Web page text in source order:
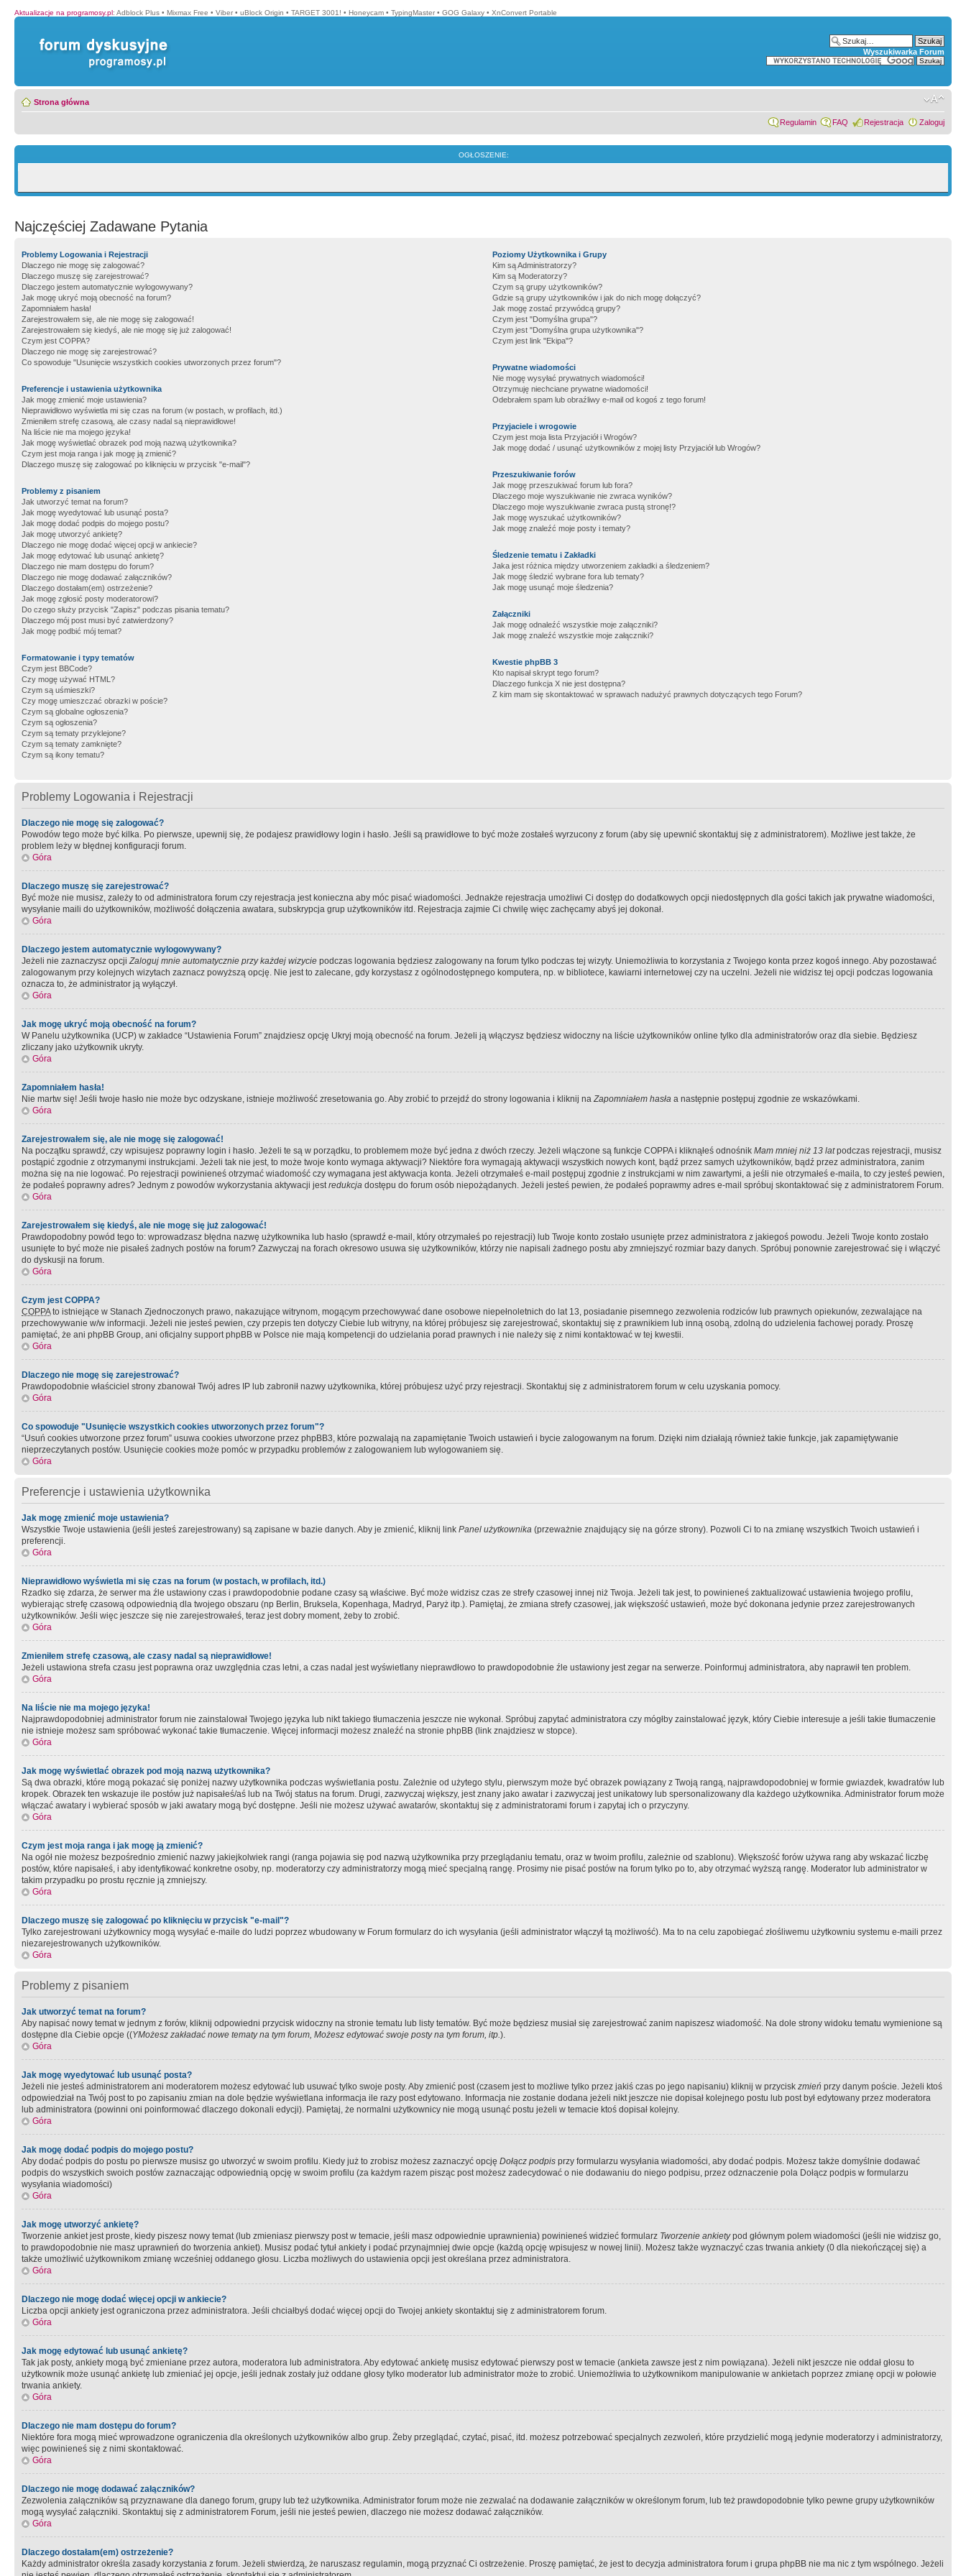
Aktualizacje na programosy.pl: Adblock Plus • Mixmax Free • Viber • uBlock Origin • TARGET 3001! • Honeycam • TypingMaster • GOG Galaxy • XnConvert Portable
Wyszukiwarka Forum
Strona główna
Regulamin FAQ Rejestracja Zaloguj
OGŁOSZENIE:
Najczęściej Zadawane Pytania
Problemy Logowania i Rejestracji
Dlaczego nie mogę się zalogować?
Dlaczego muszę się zarejestrować?
Dlaczego jestem automatycznie wylogowywany?
Jak mogę ukryć moją obecność na forum?
Zapomniałem hasła!
Zarejestrowałem się, ale nie mogę się zalogować!
Zarejestrowałem się kiedyś, ale nie mogę się już zalogować!
Czym jest COPPA?
Dlaczego nie mogę się zarejestrować?
Co spowoduje "Usunięcie wszystkich cookies utworzonych przez forum"?
Preferencje i ustawienia użytkownika
Jak mogę zmienić moje ustawienia?
Nieprawidłowo wyświetla mi się czas na forum (w postach, w profilach, itd.)
Zmieniłem strefę czasową, ale czasy nadal są nieprawidłowe!
Na liście nie ma mojego języka!
Jak mogę wyświetlać obrazek pod moją nazwą użytkownika?
Czym jest moja ranga i jak mogę ją zmienić?
Dlaczego muszę się zalogować po kliknięciu w przycisk "e-mail"?
Problemy z pisaniem
Jak utworzyć temat na forum?
Jak mogę wyedytować lub usunąć posta?
Jak mogę dodać podpis do mojego postu?
Jak mogę utworzyć ankietę?
Dlaczego nie mogę dodać więcej opcji w ankiecie?
Jak mogę edytować lub usunąć ankietę?
Dlaczego nie mam dostępu do forum?
Dlaczego nie mogę dodawać załączników?
Dlaczego dostałam(em) ostrzeżenie?
Jak mogę zgłosić posty moderatorowi?
Do czego służy przycisk "Zapisz" podczas pisania tematu?
Dlaczego mój post musi być zatwierdzony?
Jak mogę podbić mój temat?
Formatowanie i typy tematów
Czym jest BBCode?
Czy mogę używać HTML?
Czym są uśmieszki?
Czy mogę umieszczać obrazki w poście?
Czym są globalne ogłoszenia?
Czym są ogłoszenia?
Czym są tematy przyklejone?
Czym są tematy zamknięte?
Czym są ikony tematu?
Poziomy Użytkownika i Grupy
Kim są Administratorzy?
Kim są Moderatorzy?
Czym są grupy użytkowników?
Gdzie są grupy użytkowników i jak do nich mogę dołączyć?
Jak mogę zostać przywódcą grupy?
Czym jest "Domyślna grupa"?
Czym jest "Domyślna grupa użytkownika"?
Czym jest link "Ekipa"?
Prywatne wiadomości
Nie mogę wysyłać prywatnych wiadomości!
Otrzymuję niechciane prywatne wiadomości!
Odebrałem spam lub obraźliwy e-mail od kogoś z tego forum!
Przyjaciele i wrogowie
Czym jest moja lista Przyjaciół i Wrogów?
Jak mogę dodać / usunąć użytkowników z mojej listy Przyjaciół lub Wrogów?
Przeszukiwanie forów
Jak mogę przeszukiwać forum lub fora?
Dlaczego moje wyszukiwanie nie zwraca wyników?
Dlaczego moje wyszukiwanie zwraca pustą stronę!?
Jak mogę wyszukać użytkowników?
Jak mogę znaleźć moje posty i tematy?
Śledzenie tematu i Zakładki
Jaka jest różnica między utworzeniem zakładki a śledzeniem?
Jak mogę śledzić wybrane fora lub tematy?
Jak mogę usunąć moje śledzenia?
Załączniki
Jak mogę odnaleźć wszystkie moje załączniki?
Jak mogę znaleźć wszystkie moje załączniki?
Kwestie phpBB 3
Kto napisał skrypt tego forum?
Dlaczego funkcja X nie jest dostępna?
Z kim mam się skontaktować w sprawach nadużyć prawnych dotyczących tego Forum?
Problemy Logowania i Rejestracji
Dlaczego nie mogę się zalogować?
Powodów tego może być kilka. Po pierwsze, upewnij się, że podajesz prawidłowy login i hasło. Jeśli są prawidłowe to być może zostałeś wyrzucony z forum (aby się upewnić skontaktuj się z administratorem). Możliwe jest także, że
problem leży w błędnej konfiguracji forum.
Góra
Dlaczego muszę się zarejestrować?
Być może nie musisz, zależy to od administratora forum czy rejestracja jest konieczna aby móc pisać wiadomości. Jednakże rejestracja umożliwi Ci dostęp do dodatkowych opcji niedostępnych dla gości takich jak prywatne wiadomości,
wysyłanie maili do użytkowników, możliwość dołączenia awatara, subskrypcja grup użytkowników itd. Rejestracja zajmie Ci chwilę więc zachęcamy abyś jej dokonał.
Góra
Dlaczego jestem automatycznie wylogowywany?
Jeżeli nie zaznaczysz opcjiZaloguj mnie automatycznie przy każdej wizycie podczas logowania będziesz zalogowany na forum tylko podczas tej wizyty. Uniemożliwia to korzystania z Twojego konta przez kogoś innego. Aby pozostawać
zalogowanym przy kolejnych wizytach zaznacz powyższą opcję. Nie jest to zalecane, gdy korzystasz z ogólnodostępnego komputera, np. w bibliotece, kawiarni internetowej czy na uczelni. Jeżeli nie widzisz tej opcji podczas logowania
oznacza to, że administrator ją wyłączył.
Góra
Jak mogę ukryć moją obecność na forum?
W Panelu użytkownika (UCP) w zakładce “Ustawienia Forum” znajdziesz opcję Ukryj moją obecność na forum. Jeżeli ją włączysz będziesz widoczny na liście użytkowników online tylko dla administratorów oraz dla siebie. Będziesz
zliczany jako użytkownik ukryty.
Góra
Zapomniałem hasła!
Nie martw się! Jeśli twoje hasło nie może byc odzyskane, istnieje możliwość zresetowania go. Aby zrobić to przejdź do strony logowania i kliknij naZapomniałem hasła a następnie postępuj zgodnie ze wskazówkami.
Góra
Zarejestrowałem się, ale nie mogę się zalogować!
Na początku sprawdź, czy wpisujesz poprawny login i hasło. Jeżeli te są w porządku, to problemem może być jedna z dwóch rzeczy. Jeżeli włączone są funkcje COPPA i kliknąłeś odnośnik Mam mniej niż 13 latpodczas rejestracji, musisz
postąpić zgodnie z otrzymanymi instrukcjami. Jeżeli tak nie jest, to może twoje konto wymaga aktywacji? Niektóre fora wymagają aktywacji wszystkich nowych kont, bądź przez samych użytkowników, bądź przez administratora, zanim
można się na nie logować. Po rejestracji powinieneś otrzymać wiadomość czy wymagana jest aktywacja konta. Jeżeli otrzymałeś e-mail postępuj zgodnie z instrukcjami w nim zawartymi, a jeśli nie otrzymałeś e-maila, to czy jesteś pewien,
że podałeś poprawny adres? Jednym z powodów wykorzystania aktywacji jestredukcja dostępu do forum osób niepożądanych. Jeżeli jesteś pewien, że podałeś poprawmy adres e-mail spróbuj skontaktować się z administratorem Forum.
Góra
Zarejestrowałem się kiedyś, ale nie mogę się już zalogować!
Prawdopodobny powód tego to: wprowadzasz błędna nazwę użytkownika lub hasło (sprawdź e-mail, który otrzymałeś po rejestracji) lub Twoje konto zostało usunięte przez administratora z jakiegoś powodu. Jeżeli Twoje konto zostało
usunięte to być może nie pisałeś żadnych postów na forum? Zazwyczaj na forach okresowo usuwa się użytkowników, którzy nie napisali żadnego postu aby zmniejszyć rozmiar bazy danych. Spróbuj ponownie zarejestrować się i włączyć
do dyskusji na forum.
Góra
Czym jest COPPA?
COPPAto istniejące w Stanach Zjednoczonych prawo, nakazujące witrynom, mogącym przechowywać dane osobowe niepełnoletnich do lat 13, posiadanie pisemnego zezwolenia rodziców lub prawnych opiekunów, zezwalające na
przechowywanie w/w informacji. Jeżeli nie jesteś pewien, czy przepis ten dotyczy Ciebie lub witryny, na której próbujesz się zarejestrować, skontaktuj się z prawnikiem lub inną osobą, zdolną do udzielenia fachowej porady. Proszę
pamiętać, że ani phpBB Group, ani oficjalny support phpBB w Polsce nie mają kompetencji do udzielania porad prawnych i nie należy się z nimi kontaktować w tej kwestii.
Góra
Dlaczego nie mogę się zarejestrować?
Prawdopodobnie właściciel strony zbanował Twój adres IP lub zabronił nazwy użytkownika, której próbujesz użyć przy rejestracji. Skontaktuj się z administratorem forum w celu uzyskania pomocy.
Góra
Co spowoduje "Usunięcie wszystkich cookies utworzonych przez forum"?
“Usuń cookies utworzone przez forum” usuwa cookies utworzone przez phpBB3, które pozwalają na zapamiętanie Twoich ustawień i bycie zalogowanym na forum. Dzięki nim działają również takie funkcje, jak zapamiętywanie
nieprzeczytanych postów. Usunięcie cookies może pomóc w przypadku problemów z zalogowaniem lub wylogowaniem się.
Góra
Preferencje i ustawienia użytkownika
Jak mogę zmienić moje ustawienia?
Wszystkie Twoje ustawienia (jeśli jesteś zarejestrowany) są zapisane w bazie danych. Aby je zmienić, kliknij link Panel użytkownika (przeważnie znajdujący się na górze strony). Pozwoli Ci to na zmianę wszystkich Twoich ustawień i
preferencji.
Góra
Nieprawidłowo wyświetla mi się czas na forum (w postach, w profilach, itd.)
Rzadko się zdarza, że serwer ma źle ustawiony czas i prawdopodobnie podane czasy są właściwe. Być może widzisz czas ze strefy czasowej innej niż Twoja. Jeżeli tak jest, to powinieneś zaktualizować ustawienia twojego profilu,
wybierając strefę czasową odpowiednią dla twojego obszaru (np Berlin, Bruksela, Kopenhaga, Madryd, Paryż itp.). Pamiętaj, że zmiana strefy czasowej, jak większość ustawień, może być dokonana jedynie przez zarejestrowanych
użytkowników. Jeśli więc jeszcze się nie zarejestrowałeś, teraz jest dobry moment, żeby to zrobić.
Góra
Zmieniłem strefę czasową, ale czasy nadal są nieprawidłowe!
Jeżeli ustawiona strefa czasu jest poprawna oraz uwzględnia czas letni, a czas nadal jest wyświetlany nieprawdłowo to prawdopodobnie źle ustawiony jest zegar na serwerze. Poinformuj administratora, aby naprawił ten problem.
Góra
Na liście nie ma mojego języka!
Najprawdopodobniej administrator forum nie zainstalował Twojego języka lub nikt takiego tłumaczenia jeszcze nie wykonał. Spróbuj zapytać administratora czy mógłby zainstalować język, który Ciebie interesuje a jeśli takie tłumaczenie
nie istnieje możesz sam spróbować wykonać takie tłumaczenie. Więcej informacji możesz znaleźć na stronie phpBB (link znajdziesz w stopce).
Góra
Jak mogę wyświetlać obrazek pod moją nazwą użytkownika?
Są dwa obrazki, które mogą pokazać się poniżej nazwy użytkownika podczas wyświetlania postu. Zależnie od użytego stylu, pierwszym może być obrazek powiązany z Twoją rangą, najprawdopodobniej w formie gwiazdek, kwadratów lub
kropek. Obrazek ten wskazuje ile postów już napisałeś/aś lub na Twój status na forum. Drugi, zazwyczaj większy, jest znany jako awatar i zazwyczaj jest unikatowy lub spersonalizowany dla każdego użytkownika. Administrator forum może
włączać awatary i wybierać sposób w jaki awatary mogą być dostępne. Jeśli nie możesz używać awatarów, skontaktuj się z administratorami forum i zapytaj ich o przyczyny.
Góra
Czym jest moja ranga i jak mogę ją zmienić?
Na ogół nie możesz bezpośrednio zmienić nazwy jakiejkolwiek rangi (ranga pojawia się pod nazwą użytkownika przy przeglądaniu tematu, oraz w twoim profilu, zależnie od szablonu). Większość forów używa rang aby wskazać liczbę
postów, które napisałeś, i aby identyfikować konkretne osoby, np. moderatorzy czy administratorzy mogą mieć specjalną rangę. Prosimy nie pisać postów na forum tylko po to, aby otrzymać wyższą rangę. Moderator lub administrator w
takim przypadku po prostu ręcznie ją zmniejszy.
Góra
Dlaczego muszę się zalogować po kliknięciu w przycisk "e-mail"?
Tylko zarejestrowani użytkownicy mogą wysyłać e-maile do ludzi poprzez wbudowany w Forum formularz do ich wysyłania (jeśli administrator włączył tą możliwość). Ma to na celu zapobiegać złośliwemu użytkowniu systemu e-maili przez
niezarejestrowanych użytkowników.
Góra
Problemy z pisaniem
Jak utworzyć temat na forum?
Aby napisać nowy temat w jednym z forów, kliknij odpowiedni przycisk widoczny na stronie tematu lub listy tematów. Być może będziesz musiał się zarejestrować zanim napiszesz wiadomość. Na dole strony widoku tematu wymienione są
dostępne dla Ciebie opcje ((YMożesz zakładać nowe tematy na tym forum, Możesz edytować swoje posty na tym forum, itp.).
Góra
Jak mogę wyedytować lub usunąć posta?
Jeżeli nie jesteś administratorem ani moderatorem możesz edytować lub usuwać tylko swoje posty. Aby zmienić post (czasem jest to możliwe tylko przez jakiś czas po jego napisaniu) kliknij w przycisk zmień przy danym poście. Jeżeli ktoś
odpowiedział na Twój post to po zapisaniu zmian na dole będzie wyświetlana informacja ile razy post edytowano. Informacja nie zostanie dodana jeżeli nikt jeszcze nie dopisał kolejnego postu lub post był edytowany przez moderatora
lub administratora (powinni oni poinformować dlaczego dokonali edycji). Pamiętaj, że normalni użytkownicy nie mogą usunąć postu jeżeli w temacie ktoś dopisał kolejny.
Góra
Jak mogę dodać podpis do mojego postu?
Aby dodać podpis do postu po pierwsze musisz go utworzyć w swoim profilu. Kiedy już to zrobisz możesz zaznaczyć opcję Dołącz podpis przy formularzu wysyłania wiadomości, aby dodać podpis. Możesz także domyślnie dodawać
podpis do wszystkich swoich postów zaznaczając odpowiednią opcję w swoim profilu (za każdym razem pisząc post możesz zadecydować o nie dodawaniu do niego podpisu, przez odznaczenie pola Dołącz podpis w formularzu
wysyłania wiadomości)
Góra
Jak mogę utworzyć ankietę?
Tworzenie ankiet jest proste, kiedy piszesz nowy temat (lub zmieniasz pierwszy post w temacie, jeśli masz odpowiednie uprawnienia) powinieneś widzieć formularz Tworzenie ankietypod głównym polem wiadomości (jeśli nie widzisz go,
to prawdopodobnie nie masz uprawnień do tworzenia ankiet). Musisz podać tytuł ankiety i podać przynajmniej dwie opcje (każdą opcję wpisujesz w nowej linii). Możesz także wyznaczyć czas trwania ankiety (0 dla niekończącej się) a
także umożliwić użytkownikom zmianę wcześniej oddanego głosu. Liczba możliwych do ustawienia opcji jest określana przez administratora.
Góra
Dlaczego nie mogę dodać więcej opcji w ankiecie?
Liczba opcji ankiety jest ograniczona przez administratora. Jeśli chciałbyś dodać więcej opcji do Twojej ankiety skontaktuj się z administratorem forum.
Góra
Jak mogę edytować lub usunąć ankietę?
Tak jak posty, ankiety mogą być zmieniane przez autora, moderatora lub administratora. Aby edytować ankietę musisz edytować pierwszy post w temacie (ankieta zawsze jest z nim powiązana). Jeżeli nikt jeszcze nie oddał głosu to
użytkownik może usunąć ankietę lub zmieniać jej opcje, jeśli jednak zostały już oddane głosy tylko moderator lub administrator może to zrobić. Uniemożliwia to użytkownikom manipulowanie w ankietach poprzez zmianę opcji w połowie
trwania ankiety.
Góra
Dlaczego nie mam dostępu do forum?
Niektóre fora mogą mieć wprowadzone ograniczenia dla określonych użytkowników albo grup. Żeby przeglądać, czytać, pisać, itd. możesz potrzebować specjalnych zezwoleń, które przydzielić mogą jedynie moderatorzy i administratorzy,
więc powinieneś się z nimi skontaktować.
Góra
Dlaczego nie mogę dodawać załączników?
Zezwolenia załączników są przyznawane dla danego forum, grupy lub też użytkownika. Administrator forum może nie zezwalać na dodawanie załączników w określonym forum, lub też prawdopodobnie tylko pewne grupy użytkowników
mogą wysyłać załączniki. Skontaktuj się z administratorem Forum, jeśli nie jesteś pewien, dlaczego nie możesz dodawać załączników.
Góra
Dlaczego dostałam(em) ostrzeżenie?
Każdy administrator określa zasady korzystania z forum. Jeżeli stwierdzą, że naruszasz regulamin, mogą przyznać Ci ostrzeżenie. Proszę pamiętać, że jest to decyzja administratora forum i grupa phpBB nie ma nic z tym wspólnego. Jeżeli